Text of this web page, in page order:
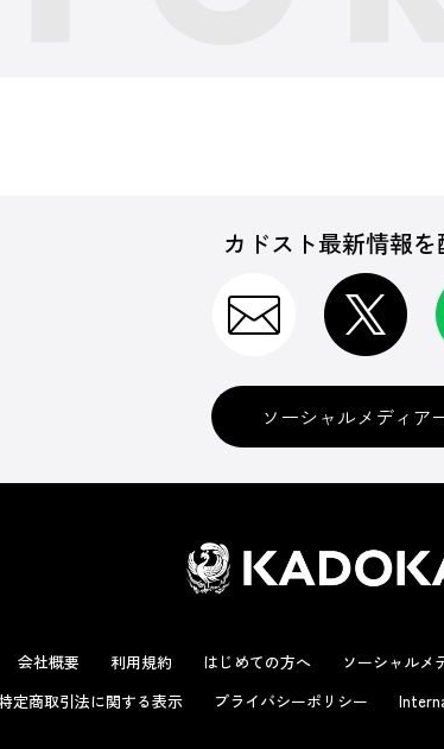
カドスト最新情報
ソーシャルメディア
会社概要 利用規約 はじめての方へ ソーシャルメ
定商取引法に関する表示
プライバシーポリシー